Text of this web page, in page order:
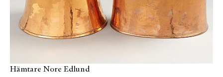
Hämtare Nore Edlund